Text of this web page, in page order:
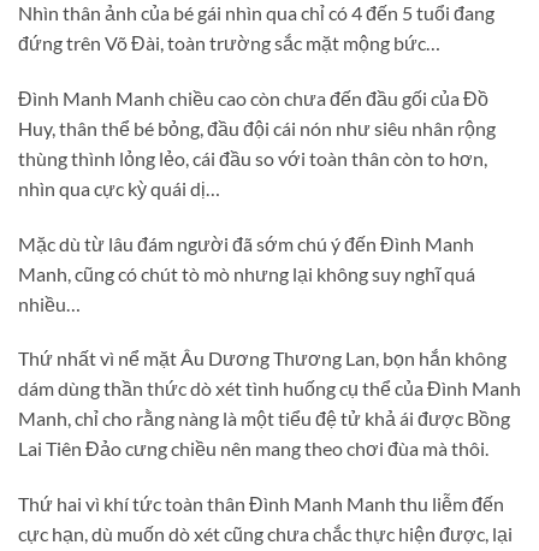
Nhìn thân ảnh của bé gái nhìn qua chỉ có 4 đến 5 tuổi đang
đứng trên Võ Đài, toàn trường sắc mặt mộng bức…
Đình Manh Manh chiều cao còn chưa đến đầu gối của Đồ
Huy, thân thể bé bỏng, đầu đội cái nón như siêu nhân rộng
thùng thình lỏng lẻo, cái đầu so với toàn thân còn to hơn,
nhìn qua cực kỳ quái dị…
Mặc dù từ lâu đám người đã sớm chú ý đến Đình Manh
Manh, cũng có chút tò mò nhưng lại không suy nghĩ quá
nhiều…
Thứ nhất vì nể mặt Âu Dương Thương Lan, bọn hắn không
dám dùng thần thức dò xét tình huống cụ thể của Đình Manh
Manh, chỉ cho rằng nàng là một tiểu đệ tử khả ái được Bồng
Lai Tiên Đảo cưng chiều nên mang theo chơi đùa mà thôi.
Thứ hai vì khí tức toàn thân Đình Manh Manh thu liễm đến
cực hạn, dù muốn dò xét cũng chưa chắc thực hiện được, lại